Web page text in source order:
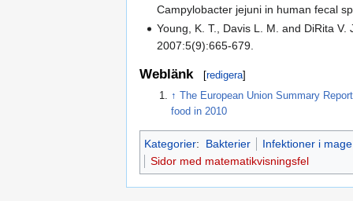
Campylobacter jejuni in human fecal
Young, K. T., Davis L. M. and DiRita
2007:5(9):665-679.
Weblänk [redigera]
↑
The European Union Summary
food in 2010
Kategorier: Bakterier
Infektioner i
Sidor med matematikvisningsfel